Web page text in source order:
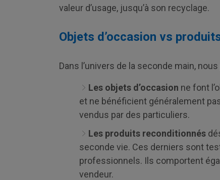
valeur d’usage, jusqu’à son recyclage.
Objets d’occasion vs
Dans l’univers de la seconde main,
Les objets d’occasion ne font
et ne bénéficient généralement
vendus par des particuliers.
Les produits reconditionnés
seconde vie. Ces derniers sont
professionnels. Ils comportent
vendeur.